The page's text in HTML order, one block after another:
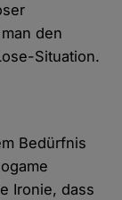
den
Situation.
Bedürfnis
Ironie, dass